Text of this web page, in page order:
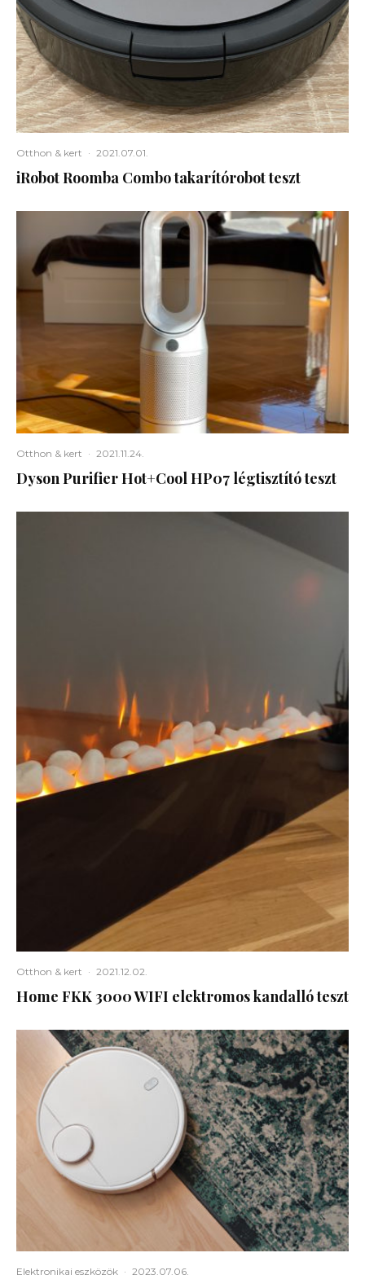
Otthon & kert · 2021.07.01.
iRobot Roomba Combo takarítórobot teszt
Otthon & kert · 2021.11.24.
Dyson Purifier Hot+Cool HP07 légtisztító teszt
Otthon & kert · 2021.12.02.
Home FKK 3000 WIFI elektromos kandalló teszt
Elektronikai eszközök · 2023.07.06.